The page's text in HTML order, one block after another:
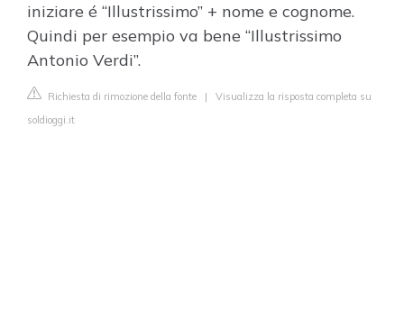
iniziare é “Illustrissimo” + nome e cognome.
Quindi per esempio va bene “Illustrissimo
Antonio Verdi”.
Richiesta di rimozione della fonte | Visualizza la risposta completa su
soldioggi.it